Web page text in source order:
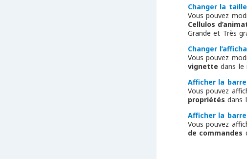
Changer la
Vous pouvez
Cellulos
Grande et Très
Changer
Vous pouvez
vignette dans le
Afficher la
Vous pouvez
propriétés dans
Afficher la
Vous pouvez
de commandes